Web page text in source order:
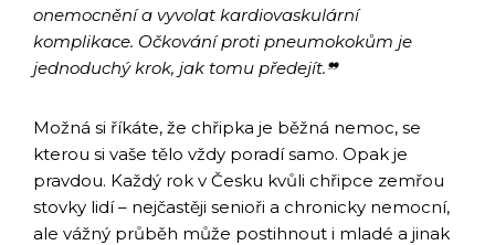
onemocnění a vyvolat kardiovaskulární
komplikace. Očkování proti pneumokokům je
jednoduchý krok, jak tomu předejít.❞
Možná si říkáte, že chřipka je běžná nemoc, se
kterou si vaše tělo vždy poradí samo. Opak je
pravdou. Každý rok v Česku kvůli chřipce zemřou
stovky lidí – nejčastěji senioři a chronicky nemocní,
ale vážný průběh může postihnout i mladé a jinak